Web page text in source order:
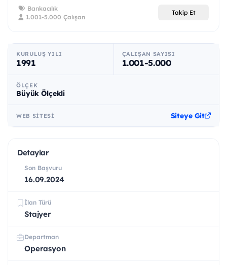
Bankacılık
1.001-5.000 Çalışan
Takip Et
KURULUŞ YILI
1991
ÇALIŞAN SAYISI
1.001-5.000
ÖLÇEK
Büyük Ölçekli
WEB SITESI Siteye Git
Detaylar
Son Başvuru
16.09.2024
İlan Türü
Stajyer
Departman
Operasyon